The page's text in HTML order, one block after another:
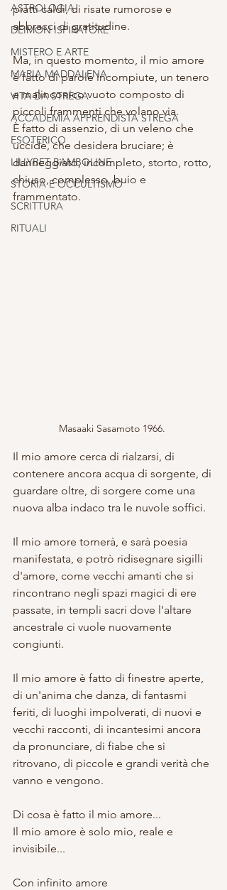
ASTROLOGIA
DEIMON ISPIRATORE
MISTERO E ARTE
MARIA MADDALENA
VITA DA STREGA
ACCADEMIA APPRENDISTA STREGA
ESOTERICO
LILLYBET BAMBOLINE
STORIA E OCCULTISMO
SCRITTURA
RITUALI
piatti caldi, di risate rumorose e
abbracci di gratitudine.
Ma, in questo momento, il mio amore
è fatto di parole incompiute, un tenero
e malinconico vuoto composto di
piccoli frammenti che volano via.
È fatto di assenzio, di un veleno che
uccide, che desidera bruciare; è
danneggiato, incompleto, storto, rotto,
chiuso, complesso, buio e
frammentato.
Masaaki Sasamoto 1966.
Il mio amore cerca di rialzarsi, di
contenere ancora acqua di sorgente, di
guardare oltre, di sorgere come una
nuova alba indaco tra le nuvole soffici.
Il mio amore tornerà, e sarà poesia
manifestata, e potrò ridisegnare sigilli
d'amore, come vecchi amanti che si
rincontrano negli spazi magici di ere
passate, in templi sacri dove l'altare
ancestrale ci vuole nuovamente
congiunti.
Il mio amore è fatto di finestre aperte,
di un'anima che danza, di fantasmi
feriti, di luoghi impolverati, di nuovi e
vecchi racconti, di incantesimi ancora
da pronunciare, di fiabe che si
ritrovano, di piccole e grandi verità che
vanno e vengono.
Di cosa è fatto il mio amore...
Il mio amore è solo mio, reale e
invisibile...
Con infinito amore